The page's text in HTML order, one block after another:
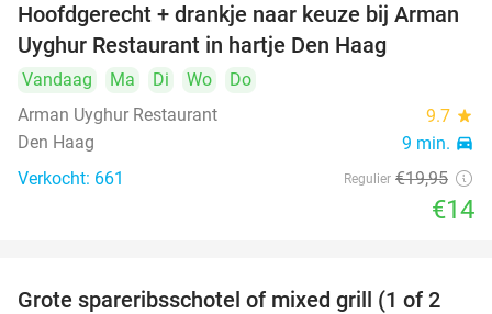
30%
Hoofdgerecht + drankje naar keuze bij Arman
Uyghur Restaurant in hartje Den Haag
Vandaag Ma Di Wo
Do
Arman Uyghur Restaurant
9.7 star
Den Haag 9 min. directions_car
Verkocht: 661 Regulier €19,95
€14
Grote spareribsschotel of mixed grill (1 of 2